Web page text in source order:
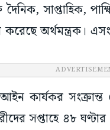
দৈনিক, সাপ্তাহিক,
অর্থমন্ত্রক।
কার্যকর সংক্রান্ত
সপ্তাহে ৪৮ ঘণ্টার